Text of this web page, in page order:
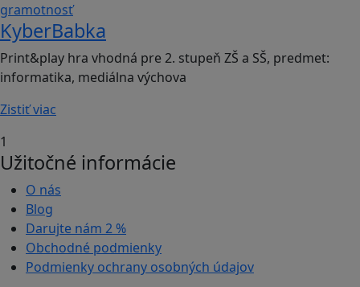
gramotnosť
KyberBabka
Print&play hra vhodná pre 2. stupeň ZŠ a SŠ, predmet:
informatika, mediálna výchova
Zistiť viac
1
Užitočné informácie
O nás
Blog
Darujte nám 2 %
Obchodné podmienky
Podmienky ochrany osobných údajov